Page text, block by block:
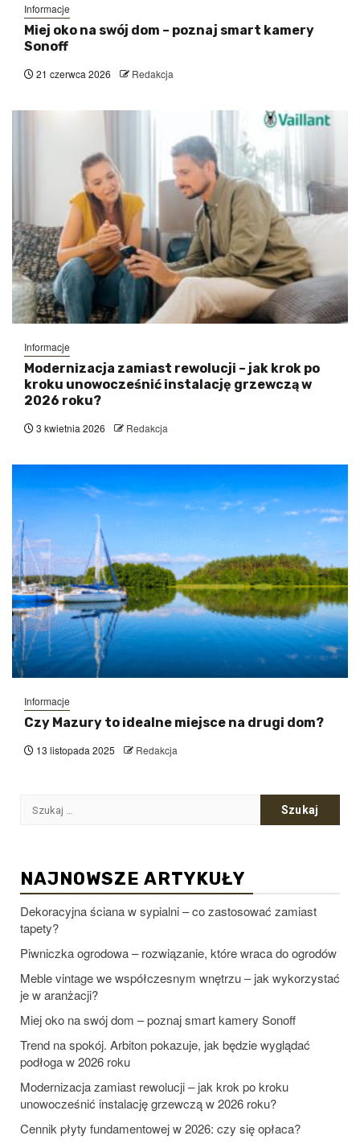
Informacje
Miej oko na swój dom – poznaj smart kamery
Sonoff
21 czerwca 2026 Redakcja
Informacje
Modernizacja zamiast rewolucji – jak krok po
kroku unowocześnić instalację grzewczą w
2026 roku?
3 kwietnia 2026 Redakcja
Informacje
Czy Mazury to idealne miejsce na drugi dom?
13 listopada 2025 Redakcja
Szukaj:
NAJNOWSZE ARTYKUŁY
Dekoracyjna ściana w sypialni – co zastosować zamiast
tapety?
Piwniczka ogrodowa – rozwiązanie, które wraca do ogrodów
Meble vintage we współczesnym wnętrzu – jak wykorzystać
je w aranżacji?
Miej oko na swój dom – poznaj smart kamery Sonoff
Trend na spokój. Arbiton pokazuje, jak będzie wyglądać
podłoga w 2026 roku
Modernizacja zamiast rewolucji – jak krok po kroku
unowocześnić instalację grzewczą w 2026 roku?
Cennik płyty fundamentowej w 2026: czy się opłaca?